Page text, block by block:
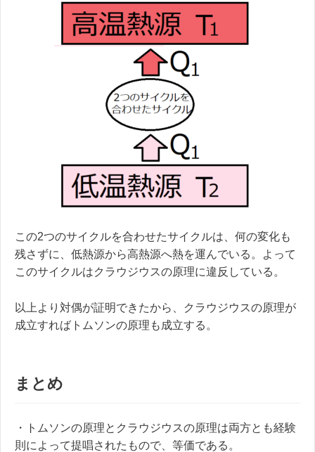
この2つのサイクルを合わせたサイクルは、何の変化も
残さずに、低熱源から高熱源へ熱を運んでいる。よって
このサイクルはクラウジウスの原理に違反している。
以上より対偶が証明できたから、クラウジウスの原理が
成立すればトムソンの原理も成立する。
まとめ
・トムソンの原理とクラウジウスの原理は両方とも経験
則によって提唱されたもので、等価である。